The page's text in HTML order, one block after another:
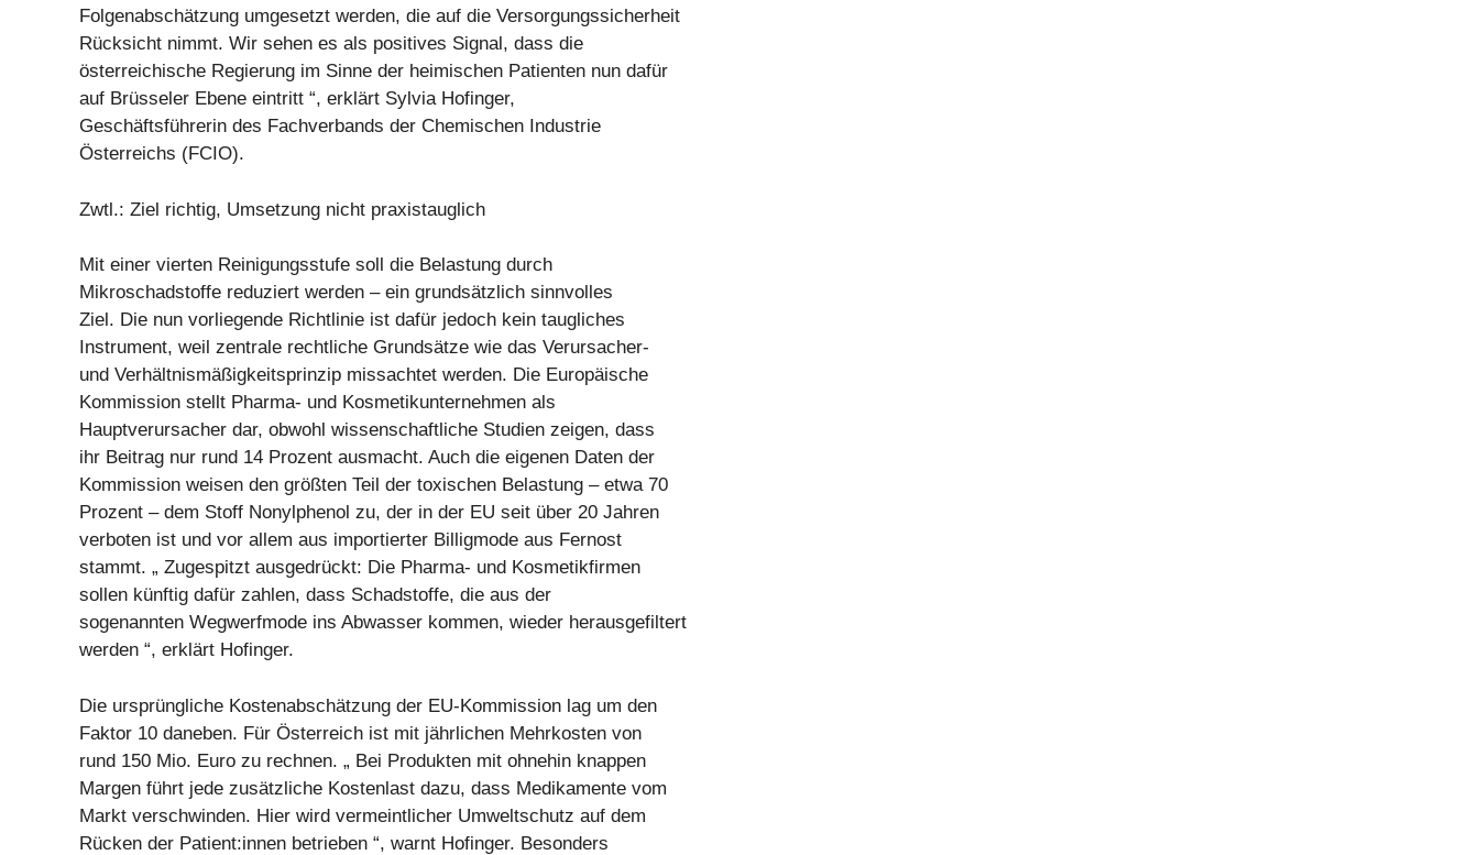
Folgenabschätzung umgesetzt werden, die auf die Versorgungssicherheit
Rücksicht nimmt. Wir sehen es als positives Signal, dass die
österreichische Regierung im Sinne der heimischen Patienten nun dafür
auf Brüsseler Ebene eintritt “, erklärt Sylvia Hofinger,
Geschäftsführerin des Fachverbands der Chemischen Industrie
Österreichs (FCIO).
Zwtl.: Ziel richtig, Umsetzung nicht praxistauglich
Mit einer vierten Reinigungsstufe soll die Belastung durch
Mikroschadstoffe reduziert werden – ein grundsätzlich sinnvolles
Ziel. Die nun vorliegende Richtlinie ist dafür jedoch kein taugliches
Instrument, weil zentrale rechtliche Grundsätze wie das Verursacher-
und Verhältnismäßigkeitsprinzip missachtet werden. Die Europäische
Kommission stellt Pharma- und Kosmetikunternehmen als
Hauptverursacher dar, obwohl wissenschaftliche Studien zeigen, dass
ihr Beitrag nur rund 14 Prozent ausmacht. Auch die eigenen Daten der
Kommission weisen den größten Teil der toxischen Belastung – etwa 70
Prozent – dem Stoff Nonylphenol zu, der in der EU seit über 20 Jahren
verboten ist und vor allem aus importierter Billigmode aus Fernost
stammt. „ Zugespitzt ausgedrückt: Die Pharma- und Kosmetikfirmen
sollen künftig dafür zahlen, dass Schadstoffe, die aus der
sogenannten Wegwerfmode ins Abwasser kommen, wieder herausgefiltert
werden “, erklärt Hofinger.
Die ursprüngliche Kostenabschätzung der EU-Kommission lag um den
Faktor 10 daneben. Für Österreich ist mit jährlichen Mehrkosten von
rund 150 Mio. Euro zu rechnen. „ Bei Produkten mit ohnehin knappen
Margen führt jede zusätzliche Kostenlast dazu, dass Medikamente vom
Markt verschwinden. Hier wird vermeintlicher Umweltschutz auf dem
Rücken der Patient:innen betrieben “, warnt Hofinger. Besonders